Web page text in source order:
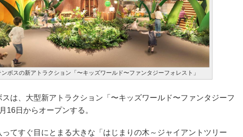
ボスの新アトラクション「〜キッズワールド〜ファンタジーフォレスト」
は、大型新アトラクション「〜キッズワールド〜ファンタジーフ
16日からオープンする。
てすぐ目にとまる大きな「はじまりの木～ジャイアントツリー